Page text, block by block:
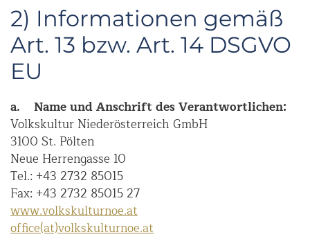
2) Informationen gemäß
Art. 13 bzw. Art. 14 DSGVO
EU
a. Name und Anschrift des Verantwortlichen:
Volkskultur Niederösterreich GmbH
3100 St. Pölten
Neue Herrengasse 10
Tel.: +43 2732 85015
Fax: +43 2732 85015 27
www.volkskulturnoe.at
office(at)volkskulturnoe.at